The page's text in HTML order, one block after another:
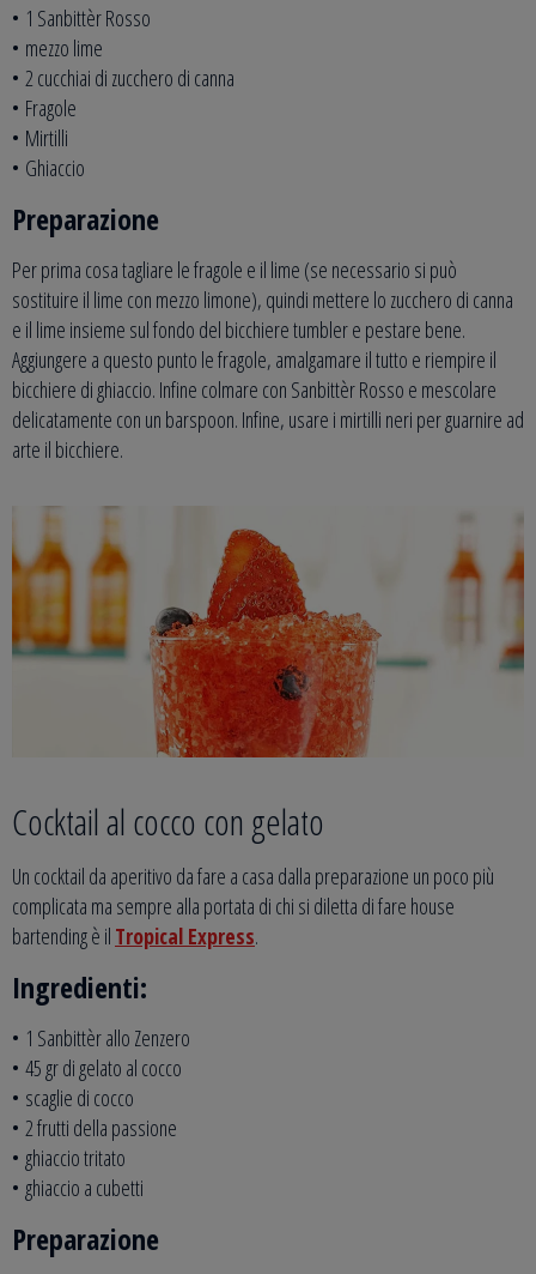
• 1 Sanbittèr Rosso
• mezzo lime
• 2 cucchiai di zucchero di canna
• Fragole
• Mirtilli
• Ghiaccio
Preparazione
Per prima cosa tagliare le fragole e il lime (se necessario si può
sostituire il lime con mezzo limone), quindi mettere lo zucchero di canna
e il lime insieme sul fondo del bicchiere tumbler e pestare bene.
Aggiungere a questo punto le fragole, amalgamare il tutto e riempire il
bicchiere di ghiaccio. Infine colmare con Sanbittèr Rosso e mescolare
delicatamente con un barspoon. Infine, usare i mirtilli neri per guarnire ad
arte il bicchiere.
Cocktail al cocco con gelato
Un cocktail da aperitivo da fare a casa dalla preparazione un poco più
complicata ma sempre alla portata di chi si diletta di fare house
bartending è il Tropical Express.
Ingredienti:
• 1 Sanbittèr allo Zenzero
• 45 gr di gelato al cocco
• scaglie di cocco
• 2 frutti della passione
• ghiaccio tritato
• ghiaccio a cubetti
Preparazione